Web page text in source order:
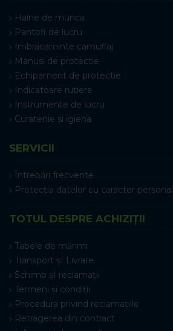
Haine de munca
Pantofi de lucru
Imbracaminte camuflaj
Manusi de protectie
Echipament de protectie
Indicatoare rutiere
Instrumente de lucru
Curatenie si igiena
SERVICII
Întrebări frecvente
Protecția datelor cu caracter personal
TOTUL DESPRE ACHIZIȚII
Tabele de mărimi
Transport șI Livrare
Schimb șI reclamații
Termeni și condiții
Procedura privind reclamațiile
Retragerea din contract